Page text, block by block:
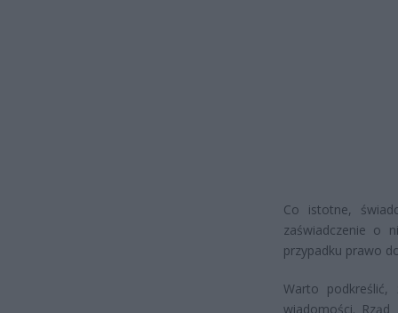
Co istotne,
zaświadczenie o
przypadku prawo
Warto
wiadomości. Rząd